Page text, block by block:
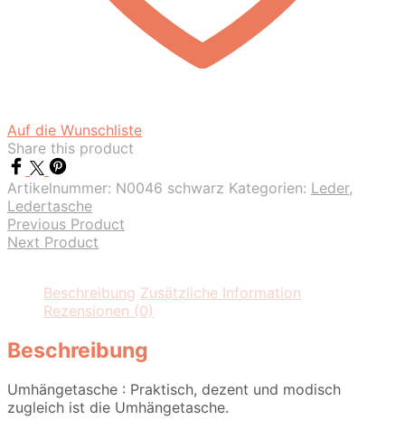
Auf die Wunschliste
Share this product
Artikelnummer: N0046 schwarz Kategorien: Leder,
Ledertasche
Previous Product
Next Product
Beschreibung Zusätzliche Information
Rezensionen (0)
Beschreibung
Umhängetasche : Praktisch, dezent und modisch
zugleich ist die Umhängetasche.